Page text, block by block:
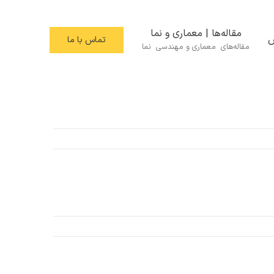
مقاله‌ها | معماری و نما
مقاله‌های معماری و مهندسی نما
تماس با ما